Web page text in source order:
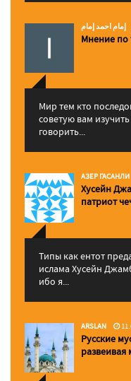
إمام احمد إمام
Мнение по
Мир тем кто
советую вам
говорить...
АЗЕР ГАСАНЛИ
Хусейн
патриот
Типы как ентот
ислама Хусейн
ибо я...
ARSLAN
Русские